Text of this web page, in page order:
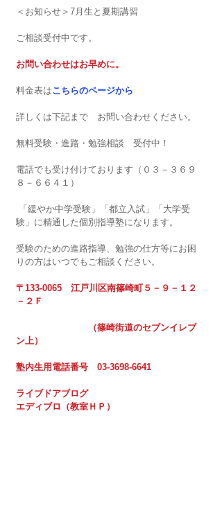
＜お知らせ＞7月生と夏期講習
ご相談受付中です。
お問い合わせはお早めに。
料金表はこちらのページから
詳しくは下記まで　お問い合わせください。
無料受験・進路・勉強相談　受付中！
電話でも受け付けております（０３－３６９
８－６６４１）
験」に精通した個別指導塾になります。
受験のための進路指導、勉強の仕方等にお困
りの方はいつでもご相談ください。
〒133-0065　江戸川区南篠崎町５－９－１２
－２Ｆ
（篠崎街道のセブンイレブ
ン上）
塾内生用電話番号　03-3698-6641
ライブドアブログ
エディブロ（教室ＨＰ）